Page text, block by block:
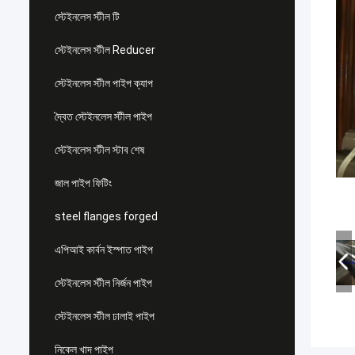
স্টেইনলেস স্টীল টি
স্টেইনলেস স্টীল Reducer
স্টেইনলেস স্টীল পাইপ ক্যাপ
দ্বৈত স্টেইনলেস স্টীল পাইপ
স্টেইনলেস স্টীল স্টাব শেষ
জাল পাইপ ফিটিং
steel flanges forged
এপিআই কার্বন ইস্পাত পাইপ
স্টেইনলেস স্টীল নির্জন পাইপ
স্টেইনলেস স্টীল ঢালাই পাইপ
নিকেল খাদ পাইপ